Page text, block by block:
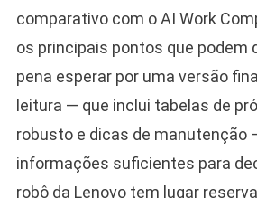
comparativo com o AI Work
os principais pontos que podem
pena esperar por uma versão
leitura — que inclui tabelas de
robusto e dicas de manutenção
informações suficientes para
robô da Lenovo tem lugar